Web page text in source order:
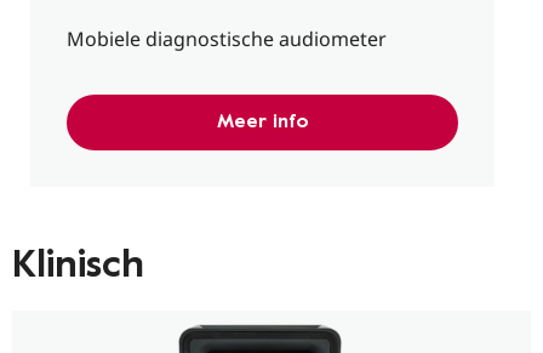
Mobiele diagnostische audiometer
Meer info
Klinisch